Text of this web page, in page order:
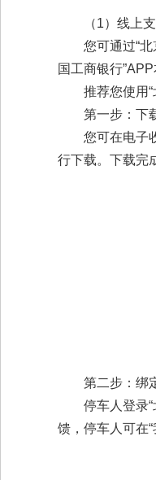
（1）线上
您可通过“
国工商银行
推荐您使用
第一步：下
您可在电子
行下载。下载完
第二步：绑
停车人登录
馈，停车人可在